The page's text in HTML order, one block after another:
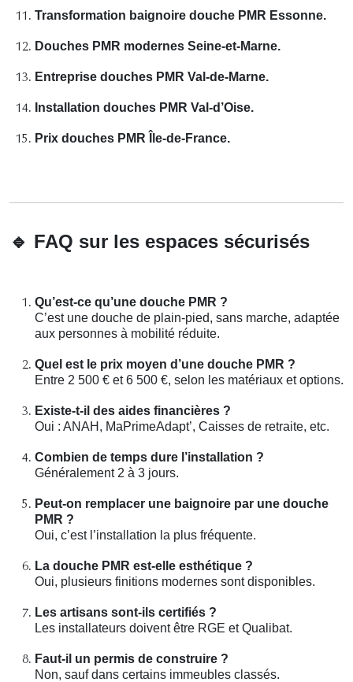
Transformation baignoire douche PMR Essonne.
Douches PMR modernes Seine-et-Marne.
Entreprise douches PMR Val-de-Marne.
Installation douches PMR Val-d’Oise.
Prix douches PMR Île-de-France.
🔹 FAQ sur les espaces sécurisés
Qu’est-ce qu’une douche PMR ?
C’est une douche de plain-pied, sans marche, adaptée
aux personnes à mobilité réduite.
Quel est le prix moyen d’une douche PMR ?
Entre 2 500 € et 6 500 €, selon les matériaux et options.
Existe-t-il des aides financières ?
Oui : ANAH, MaPrimeAdapt’, Caisses de retraite, etc.
Combien de temps dure l’installation ?
Généralement 2 à 3 jours.
Peut-on remplacer une baignoire par une douche
PMR ?
Oui, c’est l’installation la plus fréquente.
La douche PMR est-elle esthétique ?
Oui, plusieurs finitions modernes sont disponibles.
Les artisans sont-ils certifiés ?
Les installateurs doivent être RGE et Qualibat.
Faut-il un permis de construire ?
Non, sauf dans certains immeubles classés.